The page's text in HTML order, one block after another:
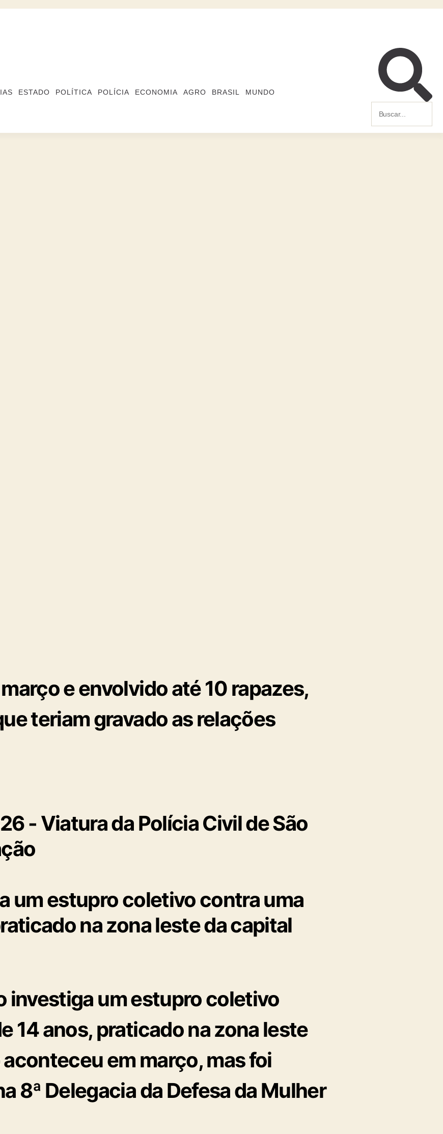
ESTADO POLÍTICA POLÍCIA ECONOMIA AGRO BRASIL MUNDO
e envolvido até 10 rapazes,
teriam gravado as relações
um estupro coletivo contra uma
na zona leste da capital
investiga umestupro coletivo
14 anos, praticado na zona leste
em março, mas foi
8ª Delegacia da Defesa da Mulher